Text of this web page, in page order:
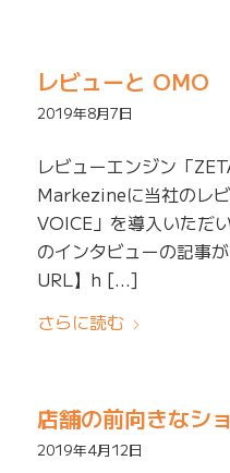
レビューと OMO
2019年8月7日
レビューエンジン「
Markezineに当社のレ
VOICE」を導入いただ
のインタビューの記事
URL】h […]
さらに読む
店舗の前向きなシ
2019年4月12日